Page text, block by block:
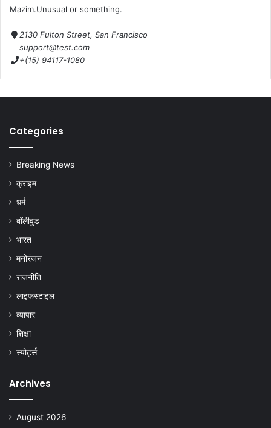
Mazim.Unusual or something.
2130 Fulton Street, San Francisco
support@test.com
+(15) 94117-1080
Categories
Breaking News
क्राइम
धर्म
बॉलीवुड
भारत
मनोरंजन
राजनीति
लाइफस्टाइल
व्यापार
शिक्षा
स्पोर्ट्स
Archives
August 2026